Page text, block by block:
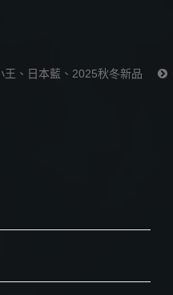
、日本藍、2025秋冬新品